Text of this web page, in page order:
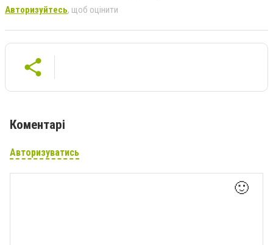
Авторизуйтесь, щоб оцінити
Коментарі
Авторизуватись
🙂